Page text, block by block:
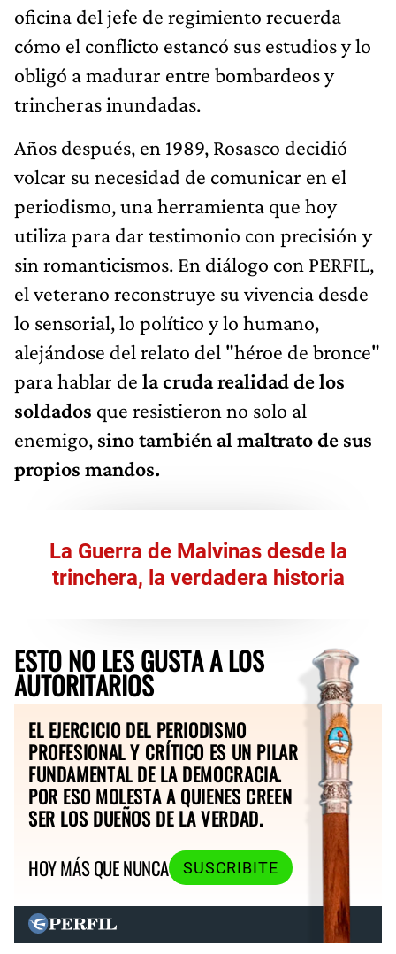
oficina del jefe de regimiento recuerda
cómo el conflicto estancó sus estudios y lo
obligó a madurar entre bombardeos y
trincheras inundadas.
Años después, en 1989, Rosasco decidió
volcar su necesidad de comunicar en el
periodismo, una herramienta que hoy
utiliza para dar testimonio con precisión y
sin romanticismos. En diálogo con PERFIL,
el veterano reconstruye su vivencia desde
lo sensorial, lo político y lo humano,
alejándose del relato del "héroe de bronce"
para hablar de la cruda realidad de los
soldados que resistieron no solo al
enemigo, sino también al maltrato de sus
propios mandos.
La Guerra de Malvinas desde la
trinchera, la verdadera historia
ESTO NO LES GUSTA A LOS
AUTORITARIOS
EL EJERCICIO DEL PERIODISMO
PROFESIONAL Y CRÍTICO ES UN PILAR
FUNDAMENTAL DE LA DEMOCRACIA.
POR ESO MOLESTA A QUIENES CREEN
SER LOS DUEÑOS DE LA VERDAD.
HOY MÁS QUE NUNCA
SUSCRIBITE